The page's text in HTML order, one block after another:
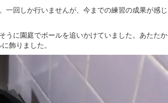
回しか行いませんが、今までの練習の成果が感じ
うに園庭でボールを追いかけていました。あたたか
飾りました。